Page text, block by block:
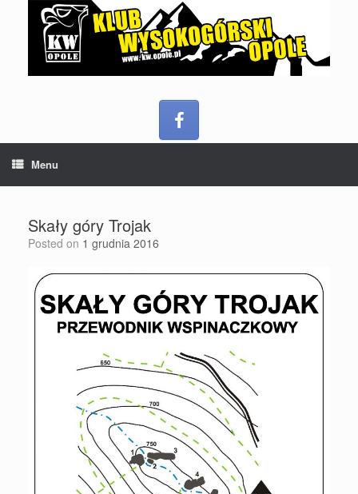
Menu
Skały góry Trojak
Posted on 1 grudnia 2016